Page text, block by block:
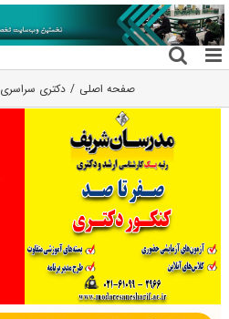
رفتن
به
محتوا
صفحه اصلی دکتری سراسری